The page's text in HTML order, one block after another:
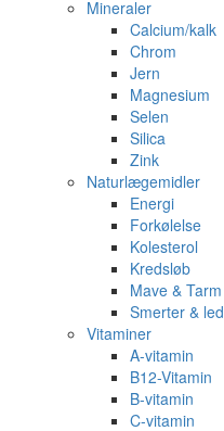
Mineraler
Calcium/kalk
Chrom
Jern
Magnesium
Selen
Silica
Zink
Naturlægemidler
Energi
Forkølelse
Kolesterol
Kredsløb
Mave & Tarm
Smerter & led
Vitaminer
A-vitamin
B12-Vitamin
B-vitamin
C-vitamin